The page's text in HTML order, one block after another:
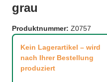
grau
Produktnummer: Z0757
Kein Lagerartikel – wird
nach Ihrer Bestellung
produziert